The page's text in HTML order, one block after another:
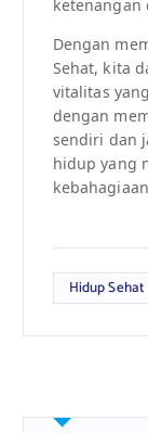
ketenangan
Dengan
Sehat, kita
vitalitas
dengan
sendiri dan
hidup yang
Hidup Sehat